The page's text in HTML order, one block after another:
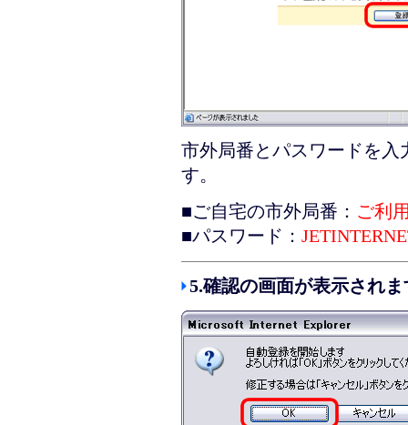
市外局番とパスワードを
す。
■ご自宅の市外局番： ご利
■パスワード：
5.確認の画面が表示され